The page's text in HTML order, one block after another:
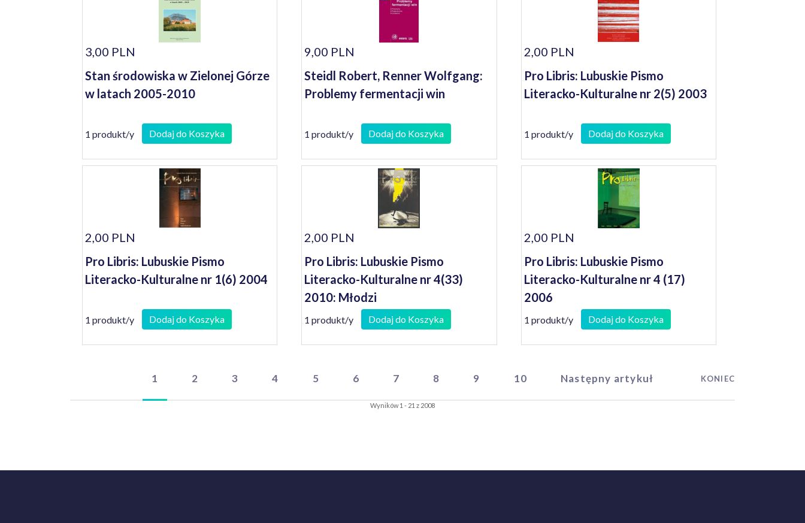
3,00 PLN
Stan środowiska w Zielonej Górze
w latach 2005-2010
1 produkt/y Dodaj do Koszyka
9,00 PLN
Steidl Robert, Renner Wolfgang:
Problemy fermentacji win
1 produkt/y Dodaj do Koszyka
2,00 PLN
Pro Libris: Lubuskie Pismo
Literacko-Kulturalne nr 2(5) 2003
1 produkt/y Dodaj do Koszyka
2,00 PLN
Pro Libris: Lubuskie Pismo
Literacko-Kulturalne nr 1(6) 2004
1 produkt/y Dodaj do Koszyka
2,00 PLN
Pro Libris: Lubuskie Pismo
Literacko-Kulturalne nr 4(33)
2010: Młodzi
1 produkt/y Dodaj do Koszyka
2,00 PLN
Pro Libris: Lubuskie Pismo
Literacko-Kulturalne nr 4 (17)
2006
1 produkt/y Dodaj do Koszyka
1 2 3 4 5 6 7 8 9 10 Następny artykuł KONIEC
Wyników 1 - 21 z 2008